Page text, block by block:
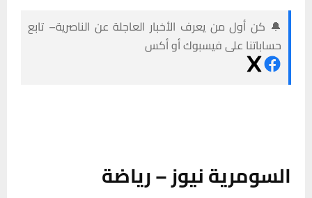
🔔 كن أول من يعرف الأخبار العاجلة عن الناصرية– تابع
حساباتنا على فيسبوك أو أكس
السومرية نيوز – رياضة